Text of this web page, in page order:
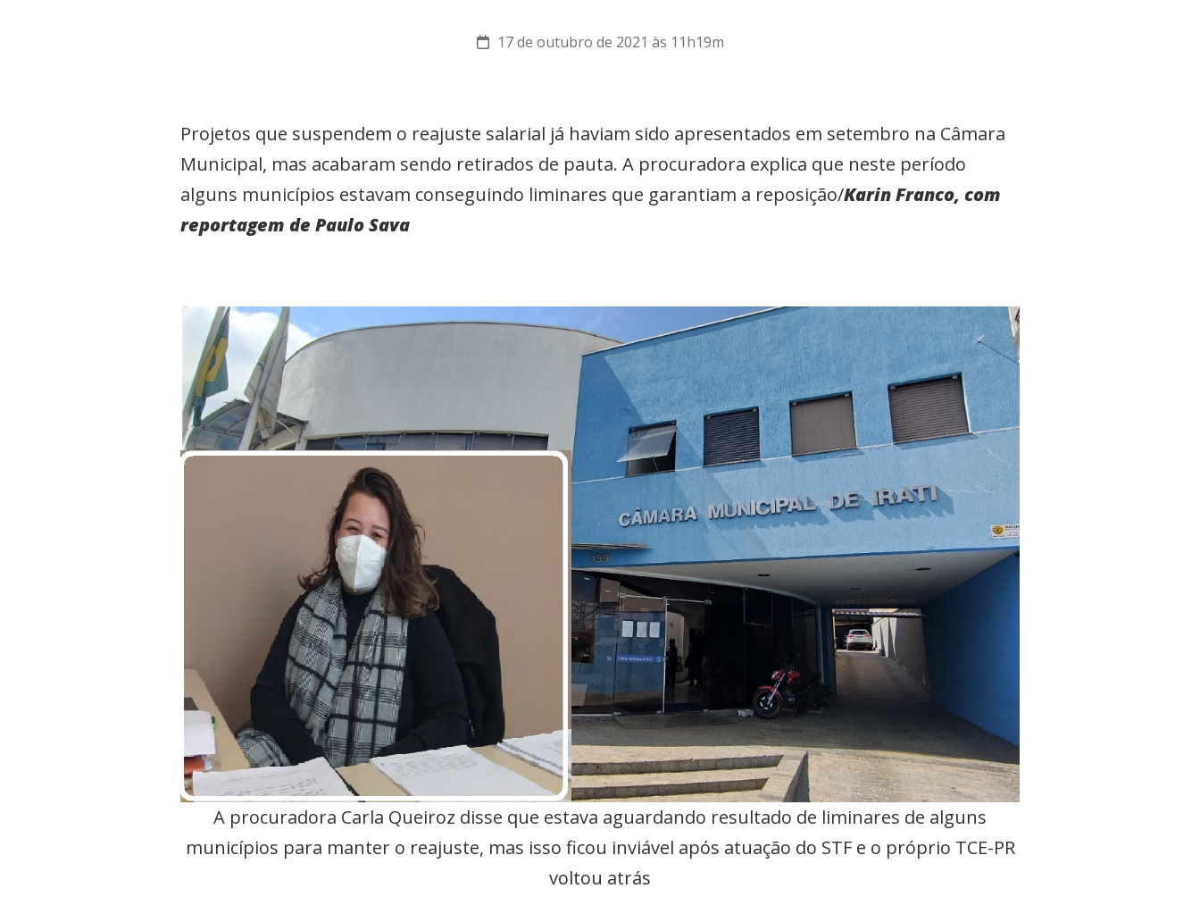
17 de outubro de 2021 às 11h19m
Projetos que suspendem o reajuste salarial já haviam sido apresentados em setembro na Câmara
Municipal, mas acabaram sendo retirados de pauta. A procuradora explica que neste período
alguns municípios estavam conseguindo liminares que garantiam a reposição/Karin Franco, com
reportagem de Paulo Sava
A procuradora Carla Queiroz disse que estava aguardando resultado de liminares de alguns
municípios para manter o reajuste, mas isso ficou inviável após atuação do STF e o próprio TCE-PR
voltou atrás